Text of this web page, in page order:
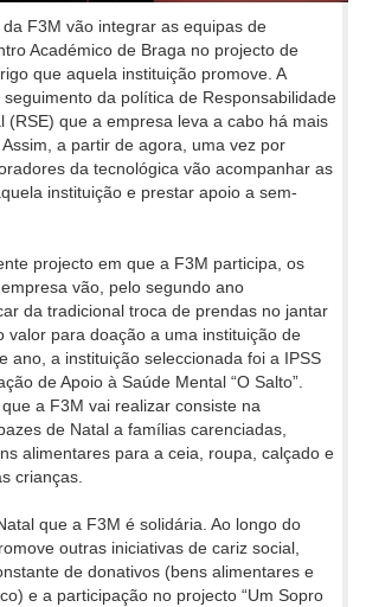
F3M vão integrar as equipas de
Académico de Braga no projecto de
que aquela instituição promove. A
da política de Responsabilidade
(RSE) que a empresa leva a cabo há mais
a partir de agora, uma vez por
da tecnológica vão acompanhar as
instituição e prestar apoio a sem-
projecto em que a F3M participa, os
vão, pelo segundo ano
da tradicional troca de prendas no jantar
valor para doação a uma instituição de
ano, a instituição seleccionada foi a IPSS
de Apoio à Saúde Mental “O Salto”.
a F3M vai realizar consiste na
de Natal a famílias carenciadas,
alimentares para a ceia, roupa, calçado e
crianças.
que a F3M é solidária. Ao longo do
outras iniciativas de cariz social,
de donativos (bens alimentares e
e a participação no projecto “Um Sopro